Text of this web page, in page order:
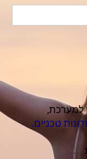
טכניים.